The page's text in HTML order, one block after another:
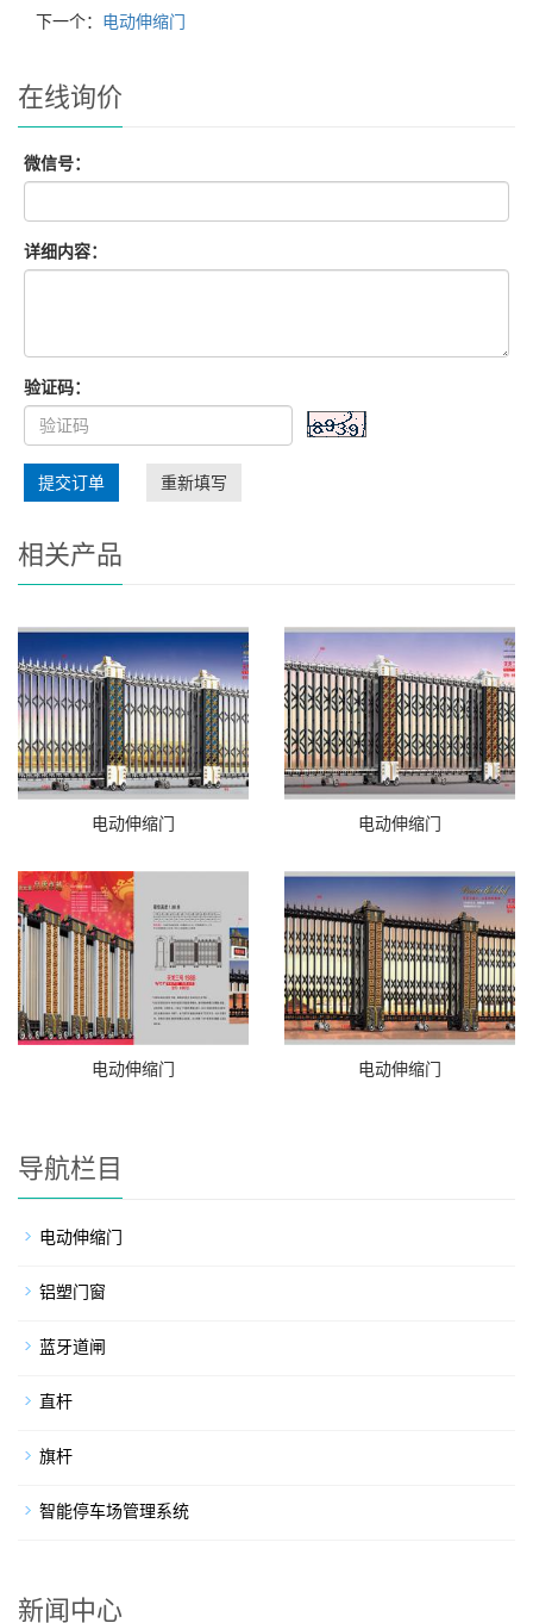
下一个： 电动伸缩门
在线询价
微信号：
详细内容：
验证码：
提交订单 重新填写
相关产品
电动伸缩门 电动伸缩门
电动伸缩门 电动伸缩门
导航栏目
电动伸缩门
铝塑门窗
蓝牙道闸
直杆
旗杆
智能停车场管理系统
新闻中心